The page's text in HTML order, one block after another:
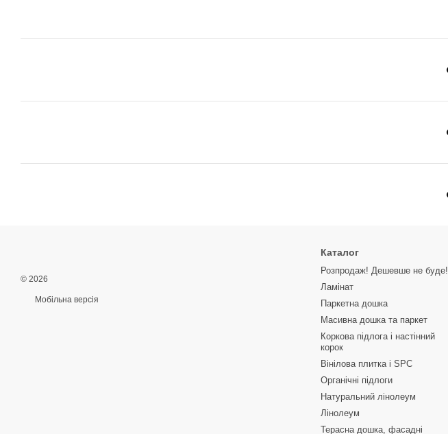
© 2026
Мобільна версія
Каталог
Розпродаж! Дешевше не буде!
Ламінат
Паркетна дошка
Масивна дошка та паркет
Коркова підлога і настінний
корок
Вінілова плитка і SPC
Органічні підлоги
Натуральний лінолеум
Лінолеум
Терасна дошка, фасадні